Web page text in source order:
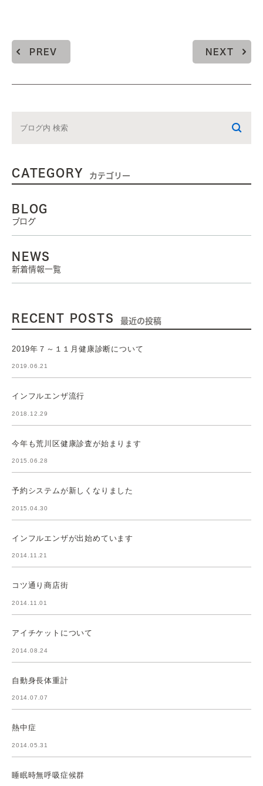
PREV NEXT
CATEGORY カテゴリー
BLOG
ブログ
NEWS
新着情報一覧
RECENT POSTS 最近の投稿
2019年７～１１月健康診断について
2019.06.21
インフルエンザ流行
2018.12.29
今年も荒川区健康診査が始まります
2015.06.28
予約システムが新しくなりました
2015.04.30
インフルエンザが出始めています
2014.11.21
コツ通り商店街
2014.11.01
アイチケットについて
2014.08.24
自動身長体重計
2014.07.07
熱中症
2014.05.31
睡眠時無呼吸症候群